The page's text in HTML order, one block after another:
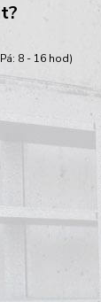
8 - 16 hod)